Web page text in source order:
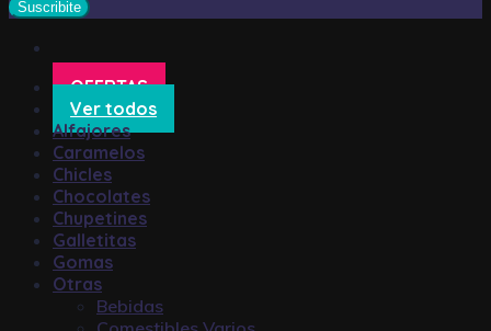
OFERTAS
Ver todos
Alfajores
Caramelos
Chicles
Chocolates
Chupetines
Galletitas
Gomas
Otras
Bebidas